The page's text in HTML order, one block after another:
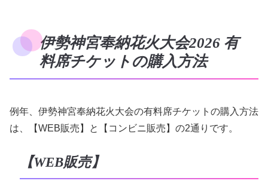
伊勢神宮奉納花火大会2026 有
料席チケットの購入方法
例年、伊勢神宮奉納花火大会の有料席チケットの購入方法
は、【WEB販売】と【コンビニ販売】の2通りです。
【WEB販売】